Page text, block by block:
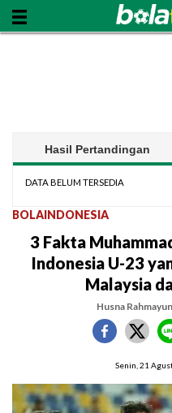
Hasil Pertandingan
DATA BELUM TERSEDIA
BOLAINDONESIA
3 Fakta
Indonesia U-23
Malaysia
Husna
Senin, 21